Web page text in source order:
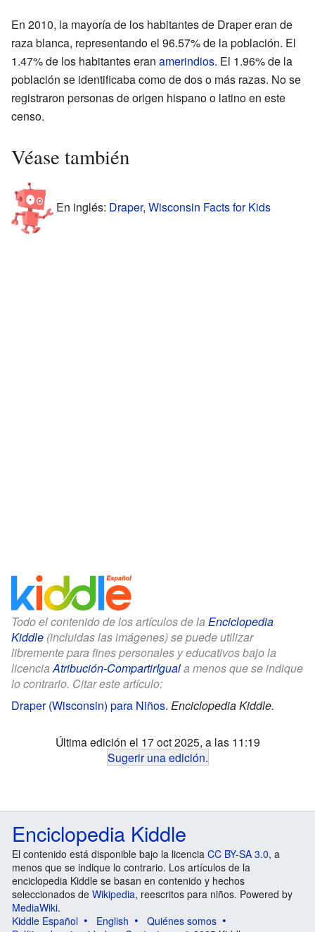
En 2010, la mayoría de los habitantes de Draper eran de
raza blanca, representando el 96.57% de la población. El
1.47% de los habitantes eran amerindios. El 1.96% de la
población se identificaba como de dos o más razas. No se
registraron personas de origen hispano o latino en este
censo.
Véase también
En inglés: Draper, Wisconsin Facts for Kids
Todo el contenido de los artículos de la Enciclopedia
Kiddle (incluidas las imágenes) se puede utilizar
libremente para fines personales y educativos bajo la
licenciaAtribución-CompartirIguala menos que se indique
lo contrario. Citar este artículo:
Draper (Wisconsin) para Niños. Enciclopedia Kiddle.
Última edición el 17 oct 2025, a las 11:19
Sugerir una edición.
Enciclopedia Kiddle
El contenido está disponible bajo la licencia CC BY-SA 3.0, a
menos que se indique lo contrario. Los artículos de la
enciclopedia Kiddle se basan en contenido y hechos
seleccionados de Wikipedia, reescritos para niños. Powered by
MediaWiki.
Kiddle Español
English
Quiénes somos